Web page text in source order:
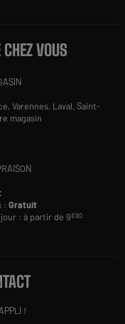
VOUS
Varennes, Laval,Saint-
magasin
:Gratuit
: à partir de 9€90
!